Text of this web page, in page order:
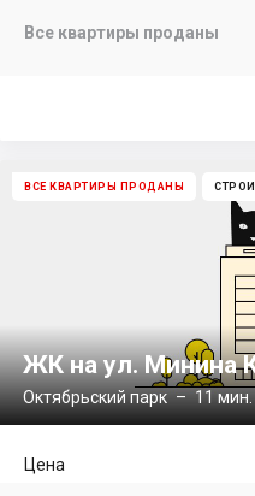
Все квартиры проданы
ВСЕ КВАРТИРЫ ПРОДАНЫ
ЖК на ул. Минина
Октябрьский парк– 11 мин.
Цена